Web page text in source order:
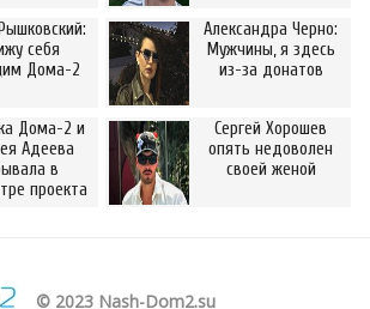
себя
Дома-2
Александра Черно:
Мужчины, я здесь
из-за донатов
Дома-2 и
Адеева
в
проекта
Сергей Хорошев
опять недоволен
своей женой
© 2023 Nash-Dom2.su